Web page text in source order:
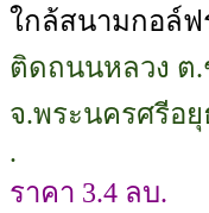
ใกล้สนามกอล์ฟ
ติดถนนหลวง ต.
จ.พระนครศรีอยุ
.
ราคา 3.4 ลบ.